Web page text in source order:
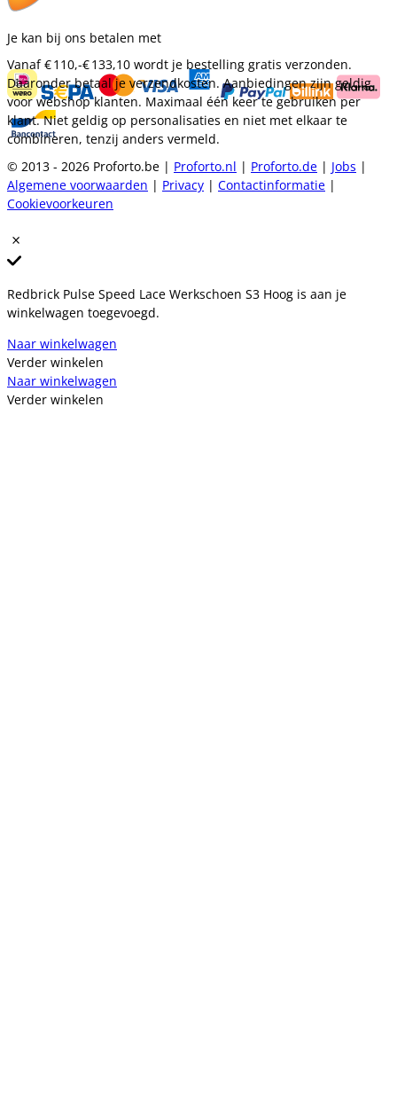
Je kan bij ons betalen met
Vanaf€ 110,-€ 133,10 wordt je bestelling gratis verzonden.
Daaronder betaal je verzendkosten. Aanbiedingen zijn geldig
voor webshop klanten. Maximaal één keer te gebruiken per
klant. Niet geldig op personalisaties en niet met elkaar te
combineren, tenzij anders vermeld.
© 2013 - 2026 Proforto.be | Proforto.nl | Proforto.de | Jobs |
Algemene voorwaarden | Privacy | Contactinformatie |
Cookievoorkeuren
Redbrick Pulse Speed Lace Werkschoen S3 Hoog is aan je
winkelwagen toegevoegd.
Naar winkelwagen
Verder winkelen
Naar winkelwagen
Verder winkelen